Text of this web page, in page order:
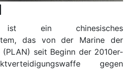
ein chinesisches
das von der Marine der
(PLAN) seit Beginn der 2010er-
gegen